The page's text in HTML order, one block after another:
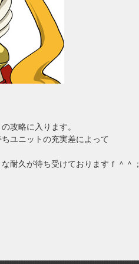
攻略に入ります。
ユニットの充実差によって
耐久が待ち受けておりますｆ＾＾；